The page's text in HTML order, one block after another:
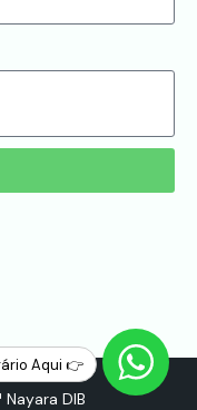
Aqui 👉
Nayara DIB